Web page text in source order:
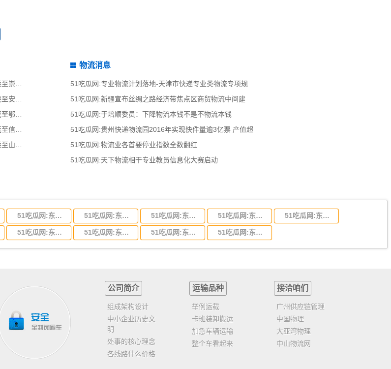
51吃瓜网:东莞到崇左物流公司,东莞整车物流到崇左,东莞至崇左物流专线 - 天南
51吃瓜网:东莞到安顺物流公司,东莞整车物流到安顺,东莞至安顺物流专线 - 天南
51吃瓜网:东莞到鄂州物流公司,东莞整车物流到鄂州,东莞至鄂州物流专线 - 天南
51吃瓜网:东莞到信阳物流公司,东莞整车物流到信阳,东莞至信阳物流专线 - 天南
51吃瓜网:东莞到山西物流公司,东莞整车物流到山西,东莞至山西物流专线 - 天南
物流消息
51吃瓜网:专业物流计划落地-天津市快递专业类物流专项规
51吃瓜网:新疆宣布丝绸之路经济带焦点区商贸物流中间建
51吃瓜网:于培顺委员：下降物流本钱不是不物流本钱
51吃瓜网:贵州快递物流园2016年实现快件量逾3亿票 产值超
51吃瓜网:物流业各首要停业指数全数翻红
51吃瓜网:天下物流相干专业教员信息化大赛启动
51吃瓜网:东莞到吉林省物流运输,东莞到吉林省物流公司 51吃瓜网:东莞到甘肃省物流运输,东莞到甘肃省物流公司 51吃瓜网:东莞到陕西省物流运输,东莞到陕西省物流公司 51吃瓜网:东莞到贵州省物流运输,东莞到贵州省物流公司 51吃瓜网:东莞到四川省物流专线,东莞到四川省物流公司
51吃瓜网:东莞到江苏物流专线运输,东莞到江苏省物流公司 51吃瓜网:东莞到浙江省物流运输,东莞到浙江省物流公司 51吃瓜网:东莞到福建省物流运输,东莞到福建省物流公司 51吃瓜网:东莞到广西物流专线,东莞到广西物流公司
公司简介
组成架构设计
中小企业历史文
明
处事的核心理念
各线路什么价格
运输品种
举例运载
卡班装卸搬运
加急车辆运输
整个车看起来
接洽咱们
广州供应链管理
中国物理
大亚湾物理
中山物流网